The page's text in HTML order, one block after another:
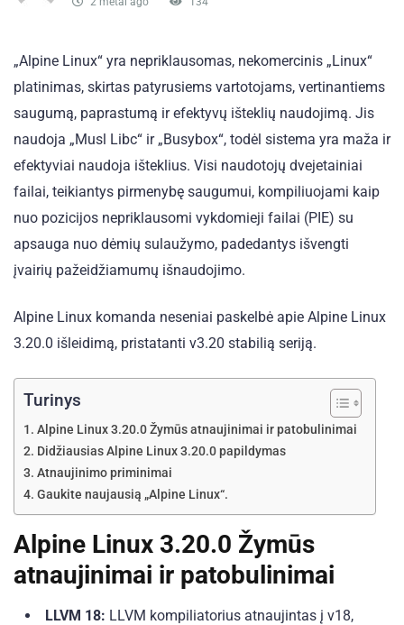
„Alpine Linux“ yra nepriklausomas, nekomercinis „Linux“
platinimas, skirtas patyrusiems vartotojams, vertinantiems
saugumą, paprastumą ir efektyvų išteklių naudojimą. Jis
naudoja „Musl Libc“ ir „Busybox“, todėl sistema yra maža ir
efektyviai naudoja išteklius. Visi naudotojų dvejetainiai
failai, teikiantys pirmenybę saugumui, kompiliuojami kaip
nuo pozicijos nepriklausomi vykdomieji failai (PIE) su
apsauga nuo dėmių sulaužymo, padedantys išvengti
įvairių pažeidžiamumų išnaudojimo.
Alpine Linux komanda neseniai paskelbė apie Alpine Linux
3.20.0 išleidimą, pristatanti v3.20 stabilią seriją.
Turinys
Alpine Linux 3.20.0 Žymūs atnaujinimai ir patobulinimai
Didžiausias Alpine Linux 3.20.0 papildymas
Atnaujinimo priminimai
Gaukite naujausią „Alpine Linux“.
Alpine Linux 3.20.0 Žymūs
atnaujinimai ir patobulinimai
LLVM 18: LLVM kompiliatorius atnaujintas į v18,